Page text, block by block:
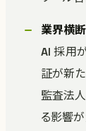
業界横
AI 採用
証が新
監査法
る影響